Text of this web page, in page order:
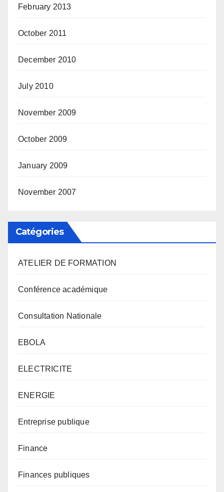
February 2013
October 2011
December 2010
July 2010
November 2009
October 2009
January 2009
November 2007
Catégories
ATELIER DE FORMATION
Conférence académique
Consultation Nationale
EBOLA
ELECTRICITE
ENERGIE
Entreprise publique
Finance
Finances publiques